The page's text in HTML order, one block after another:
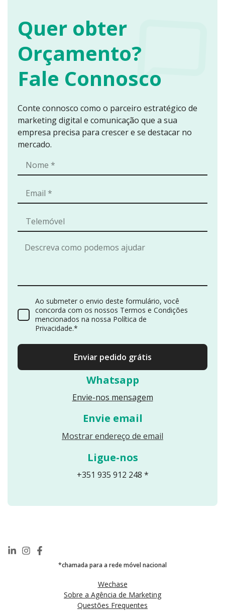
Quer obter
Orçamento?
Fale Connosco
Conte connosco como o parceiro estratégico de
marketing digital e comunicação que a sua
empresa precisa para crescer e se destacar no
mercado.
Whatsapp
Envie-nos mensagem
Envie email
Mostrar endereço de email
Ligue-nos
+351 935 912 248 *
Ao submeter o envio deste formulário, você
concorda com os nossos Termos e Condições
mencionados na nossa Política de
Privacidade.*
Enviar pedido grátis
*chamada para a rede móvel nacional
Wechase
Sobre a Agência de Marketing
Questões Frequentes